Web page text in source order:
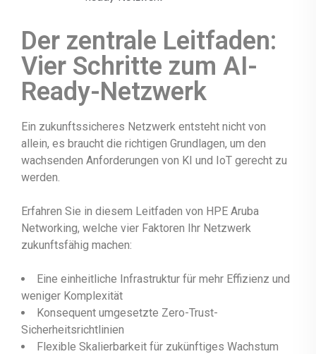
Der zentrale Leitfaden:
Vier Schritte zum AI-
Ready-Netzwerk
Ein zukunftssicheres Netzwerk entsteht nicht von
allein, es braucht die richtigen Grundlagen, um den
wachsenden Anforderungen von KI und IoT gerecht zu
werden.
Erfahren Sie in diesem Leitfaden von HPE Aruba
Networking, welche vier Faktoren Ihr Netzwerk
zukunftsfähig machen:
Eine einheitliche Infrastruktur für mehr Effizienz und
weniger Komplexität
Konsequent umgesetzte Zero-Trust-
Sicherheitsrichtlinien
Flexible Skalierbarkeit für zukünftiges Wachstum